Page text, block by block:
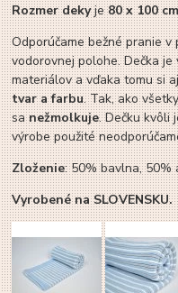
Rozmer dekyje80 x 100
Odporúčame bežné pranie
vodorovnej polohe. Dečka
materiálov a vďaka tomu si
tvar a farbu. Tak, ako
sanežmolkuje. Dečku kvôli
výrobe použité
Zloženie: 50% bavlna, 50%
Vyrobené na SLOVENSKU.